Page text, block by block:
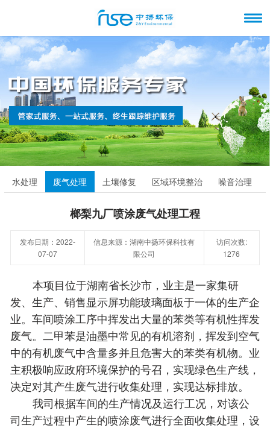
水处理 废气处理 土壤修复 区域环境整治 噪音治理
榔梨九厂喷涂废气处理工程
发布日期：2022-
07-07
信息来源：湖南中扬环保科技有
限公司
访问次数:
1276
本项目位于湖南省长沙市，业主是一家集研
发、生产、销售显示屏功能玻璃面板于一体的生产企
业。车间喷涂工序中挥发出大量的苯类等有机性挥发
废气。二甲苯是油墨中常见的有机溶剂，挥发到空气
中的有机废气中含量多并且危害大的苯类有机物。业
主积极响应政府环境保护的号召，实现绿色生产线，
决定对其产生废气进行收集处理，实现达标排放。
我司根据车间的生产情况及运行工况，对该公
司生产过程中产生的喷涂废气进行全面收集处理，设